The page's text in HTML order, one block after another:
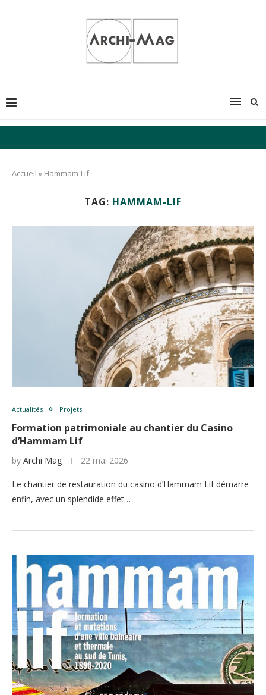
Accueil » Hammam-Lif
TAG: HAMMAM-LIF
Actualités Projets
Formation patrimoniale au chantier du Casino
d’Hammam Lif
by Archi Mag 22 mai 2026
Le chantier de restauration du casino d’Hammam Lif démarre
enfin, avec un splendide effet…